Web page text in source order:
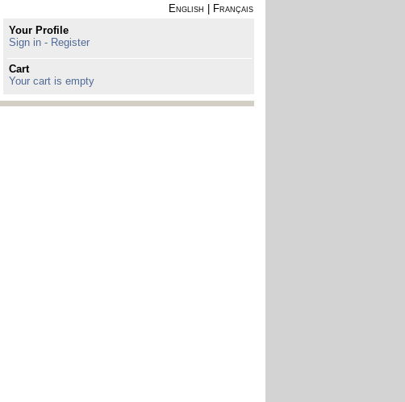
English
Français
Your Profile
Sign in - Register
Cart
Your cart is empty